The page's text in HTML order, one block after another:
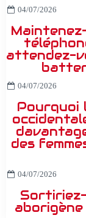
04/07/2026
attendez-
04/07/2026
Pourquoi
des
04/07/2026